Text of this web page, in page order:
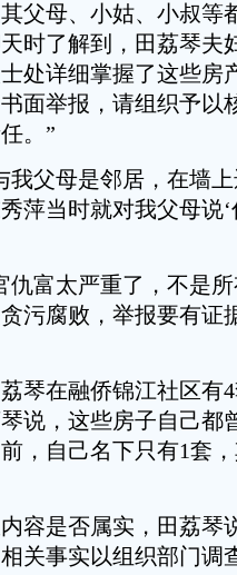
母、小姑、小叔等
时了解到，田荔琴夫
处详细掌握了这些房
面举报，请组织予以
。”
父母是邻居，在墙上
萍当时就对我父母说
富太严重了，不是所
污腐败，举报要有证
在融侨锦江社区有4
说，这些房子自己都
，自己名下只有1套
是否属实，田荔琴
关事实以组织部门调